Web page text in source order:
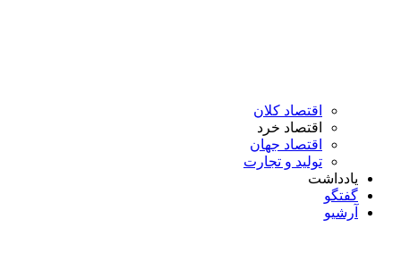
اقتصاد کلان
اقتصاد خرد
اقتصاد جهان
تولید و تجارت
یادداشت
گفتگو
آرشیو